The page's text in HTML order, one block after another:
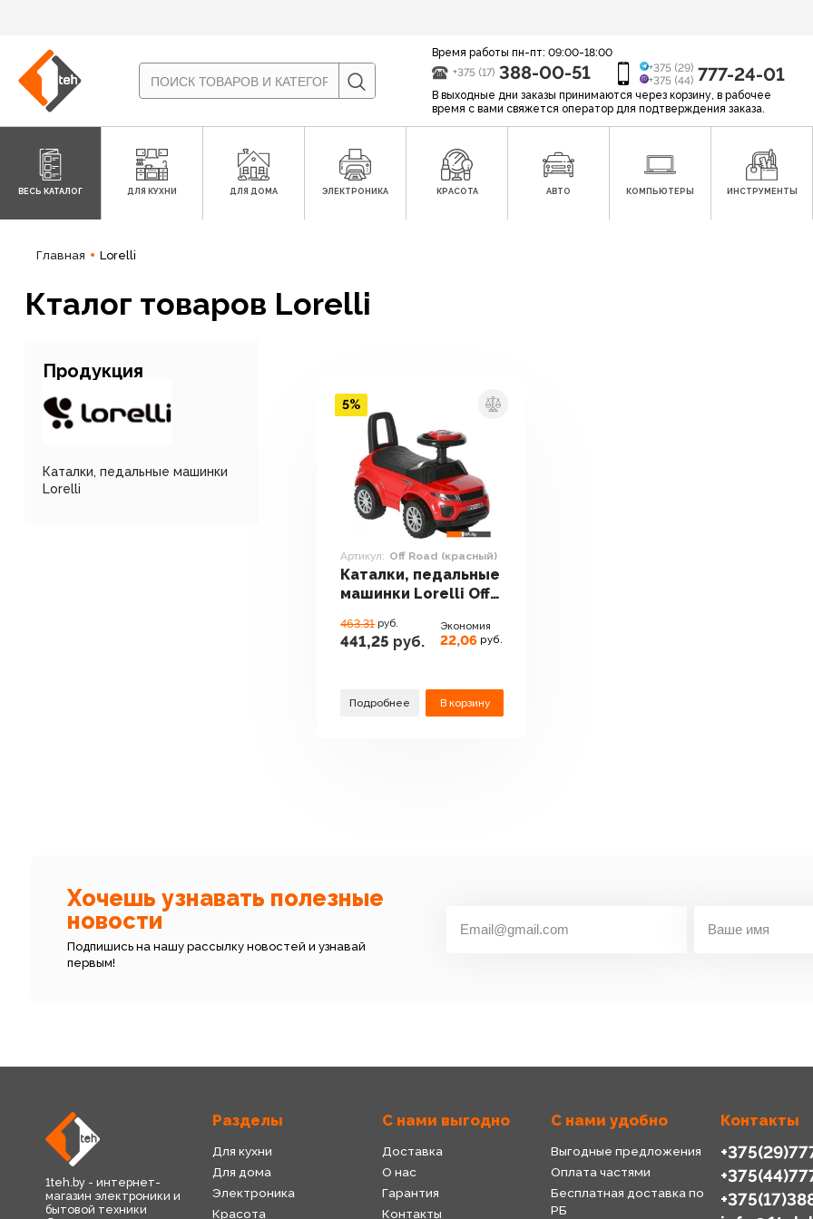
Время работы пн-пт: 09:00-18:00
+375 (17) 388-00-51
+375 (29)
+375 (44) 777-24-01
В выходные дни заказы принимаются через корзину, в рабочее
время с вами свяжется оператор для подтверждения заказа.
ВЕСЬ КАТАЛОГ ДЛЯ КУХНИ ДЛЯ ДОМА ЭЛЕКТРОНИКА КРАСОТА АВТО КОМПЬЮТЕРЫ ИНСТРУМЕНТЫ
Главная Lorelli
Кталог товаров Lorelli
Продукция
Каталки, педальные машинки
Lorelli
Артикул: Off Road (красный)
Каталки, педальные
машинки Lorelli Off
463.31 руб.
441,25 руб.
Экономия
22,06 руб.
Подробнее В корзину
5%
Хочешь узнавать полезные
новости
Подпишись на нашу рассылку новостей и узнавай
первым!
1teh.by - интернет-
магазин электроники и
бытовой техники
Разделы
Для кухни
Для дома
Электроника
Красота
С нами выгодно
Доставка
О нас
Гарантия
Контакты
С нами удобно
Выгодные предложения
Оплата частями
Бесплатная доставка по
РБ
Контакты